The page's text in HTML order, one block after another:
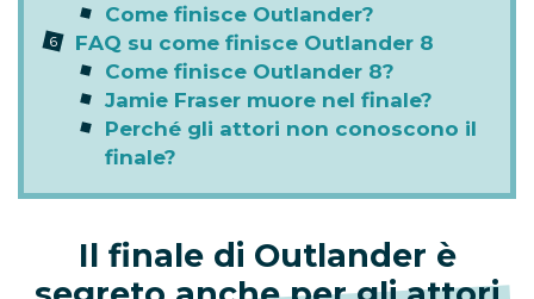
Come finisce Outlander?
FAQ su come finisce Outlander 8
Come finisce Outlander 8?
Jamie Fraser muore nel finale?
Perché gli attori non conoscono il
finale?
Il finale di Outlander è